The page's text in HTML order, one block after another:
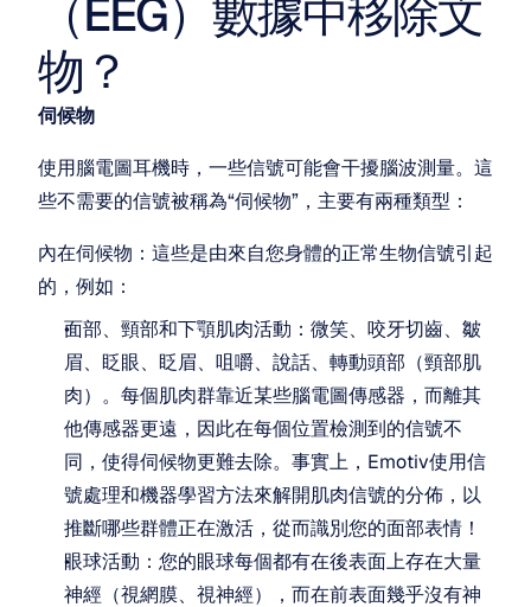
（EEG）數據中移除文
物？
伺候物
使用腦電圖耳機時，一些信號可能會干擾腦波測量。這
些不需要的信號被稱為“伺候物”，主要有兩種類型：
內在伺候物：這些是由來自您身體的正常生物信號引起
的，例如：
面部、頸部和下顎肌肉活動：微笑、咬牙切齒、皺
眉、眨眼、眨眉、咀嚼、說話、轉動頭部（頸部肌
肉）。每個肌肉群靠近某些腦電圖傳感器，而離其
他傳感器更遠，因此在每個位置檢測到的信號不
同，使得伺候物更難去除。事實上，Emotiv使用信
號處理和機器學習方法來解開肌肉信號的分佈，以
推斷哪些群體正在激活，從而識別您的面部表情！
眼球活動：您的眼球每個都有在後表面上存在大量
神經（視網膜、視神經），而在前表面幾乎沒有神